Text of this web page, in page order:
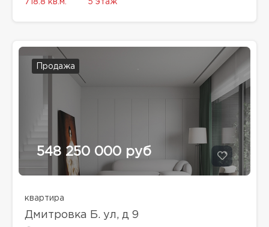
718.8 кв.м. 5 этаж
Продажа
548 250 000 руб
квартира
Дмитровка Б. ул, д 9